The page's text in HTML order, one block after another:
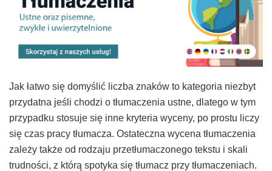
Jak łatwo się domyślić liczba znaków to kategoria niezbyt
przydatna jeśli chodzi o tłumaczenia ustne, dlatego w tym
przypadku stosuje się inne kryteria wyceny, po prostu liczy
się czas pracy tłumacza. Ostateczna wycena tłumaczenia
zależy także od rodzaju przetłumaczonego tekstu i skali
trudności, z którą spotyka się tłumacz przy tłumaczeniach.